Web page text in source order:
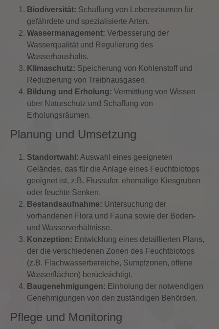
Biodiversität: Schaffung von Lebensräumen für
gefährdete und spezialisierte Arten.
Wassermanagement: Verbesserung der
Wasserqualität und Regulierung des
Wasserhaushalts.
Klimaschutz: Speicherung von Kohlenstoff und
Reduzierung von Treibhausgasen.
Bildung und Erholung: Vermittlung von Wissen
über Naturschutz und Schaffung von
Erholungsräumen.
Planung und Umsetzung
Standortwahl: Auswahl eines geeigneten
Geländes, das für die Anlage eines Feuchtbiotops
geeignet ist, z.B. Flussufer, ehemalige Kiesgruben
oder feuchte Senken.
Bestandsaufnahme: Untersuchung der
vorhandenen Flora und Fauna sowie der Boden-
und Wasserverhältnisse.
Konzeption: Entwicklung eines detaillierten Plans,
der die verschiedenen Zonen des Feuchtbiotops
(z.B. Flachwasserbereiche, Sumpfzonen, offene
Wasserflächen) berücksichtigt.
Baugenehmigungen: Einholung der notwendigen
Genehmigungen von den zuständigen Behörden.
Pflege und Monitoring